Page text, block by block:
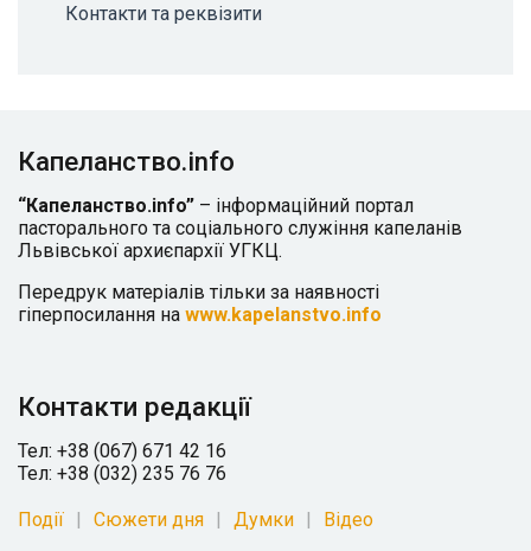
Контакти та реквізити
Капеланство.info
“Капеланство.info” – інформаційний портал
пасторального та соціального служіння капеланів
Львівської архиєпархії УГКЦ.
Передрук матеріалів тільки за наявності
гіперпосилання на www.kapelanstvo.info
Контакти редакції
Тел: +38 (067) 671 42 16
Тел: +38 (032) 235 76 76
Події Сюжети дня Думки Відео